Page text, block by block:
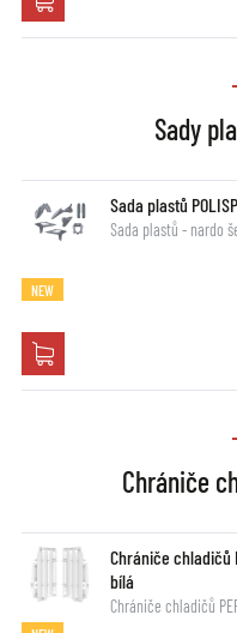
Sady
Sada plastů
Sada plastů - nardo
NEW
Chrániče
Chrániče chladičů
bílá
Chrániče chladičů